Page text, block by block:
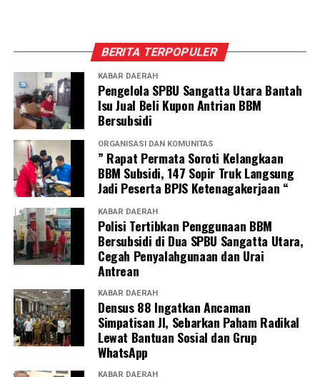
BERITA TERPOPULER
KABAR DAERAH
Pengelola SPBU Sangatta Utara Bantah
Isu Jual Beli Kupon Antrian BBM
Bersubsidi
ORGANISASI DAN KOMUNITAS
” Rapat Permata Soroti Kelangkaan
BBM Subsidi, 147 Sopir Truk Langsung
Jadi Peserta BPJS Ketenagakerjaan “
KABAR DAERAH
Polisi Tertibkan Penggunaan BBM
Bersubsidi di Dua SPBU Sangatta Utara,
Cegah Penyalahgunaan dan Urai
Antrean
KABAR DAERAH
Densus 88 Ingatkan Ancaman
Simpatisan JI, Sebarkan Paham Radikal
Lewat Bantuan Sosial dan Grup
WhatsApp
KABAR DAERAH